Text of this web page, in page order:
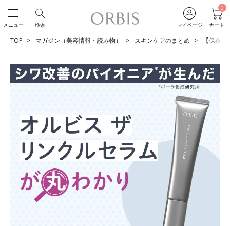
マイページ
0
カート
検索
メニュー
TOP マガジン（美容情報・読み物） スキンケアのまとめ 【保存